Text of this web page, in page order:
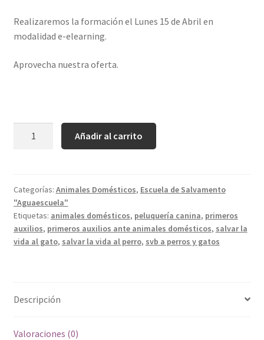
Realizaremos la formación el Lunes 15 de Abril en
modalidad e-elearning.
Aprovecha nuestra oferta.
Añadir al carrito
Categorías: Animales Domésticos, Escuela de Salvamento
"Aguaescuela"
Etiquetas: animales domésticos, peluquería canina, primeros
auxilios, primeros auxilios ante animales domésticos, salvar la
vida al gato, salvar la vida al perro, svb a perros y gatos
Descripción
Valoraciones (0)